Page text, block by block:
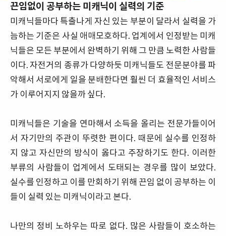
끈임없이 공부하는 미캐닉이 실력의 기준
미캐닉들마다 특출나게 자신 있는 부분이 달라서 실력을 가
늠하는 기준은 사실 애매모호하다. 업계에서 인정받는 미캐
닉들은 모든 부분에서 완벽하기 위해 그 만큼 노력한 사람들
이다. 자전거의 종류가 다양하듯 미캐닉들도 전문분야를 파
악해서 서로에게 일을 분배한다면 훨씬 더 효율적인 서비스
가 이루어지지 않을까 싶다.
미캐닉들은 기술을 연마해서 소득을 올리는 전문가들이어
서 자기만의 주관이 뚜렷한 편이다. 때문에 실수를 인정하
지 않고 자신만의 방식이 옳다고 주장하기도 한다. 이러한
부류의 사람들이 업계에서 도태되는 경우를 많이 보았다.
실수를 인정하고 이를 만회하기 위해 끈임 없이 공부하는 이
들이 실력 있는 미캐닉이라고 본다.
나만의 정비 노하우는 따로 없다. 많은 사람들이 호소하는